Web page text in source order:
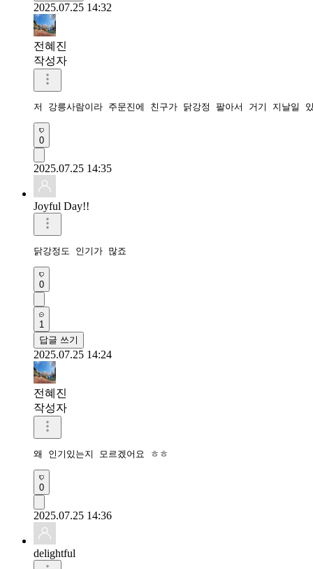
2025.07.25 14:32
전혜진
작성자
저 강릉사람이라 주문진에 친구가 닭강정 팔아서 거기 지날일
0
2025.07.25 14:35
Joyful Day!!
닭강정도 인기가 많죠
0
1
답글 쓰기
2025.07.25 14:24
전혜진
작성자
왜 인기있는지 모르겠어요 ㅎㅎ
0
2025.07.25 14:36
delightful